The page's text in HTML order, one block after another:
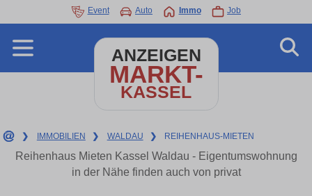
Event Auto Immo Job
ANZEIGEN
MARKT-
KASSEL
❯ IMMOBILIEN ❯ WALDAU ❯ REIHENHAUS-MIETEN
Reihenhaus Mieten Kassel Waldau - Eigentumswohnung
in der Nähe finden auch von privat